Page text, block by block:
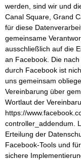
werden, sind wir und
Canal Square, Grand
für diese
gemeinsame
ausschließlich auf die
an Facebook. Die
durch Facebook ist
uns gemeinsam
Vereinbarung über
Wortlaut der
https://
controller_addendum.
Erteilung der
Facebook-Tools und
sichere